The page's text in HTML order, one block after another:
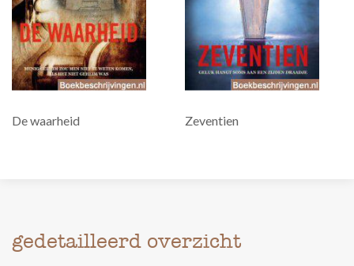
De waarheid Zeventien
gedetailleerd overzicht